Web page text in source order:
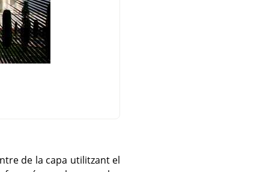
de la capa utilitzant el